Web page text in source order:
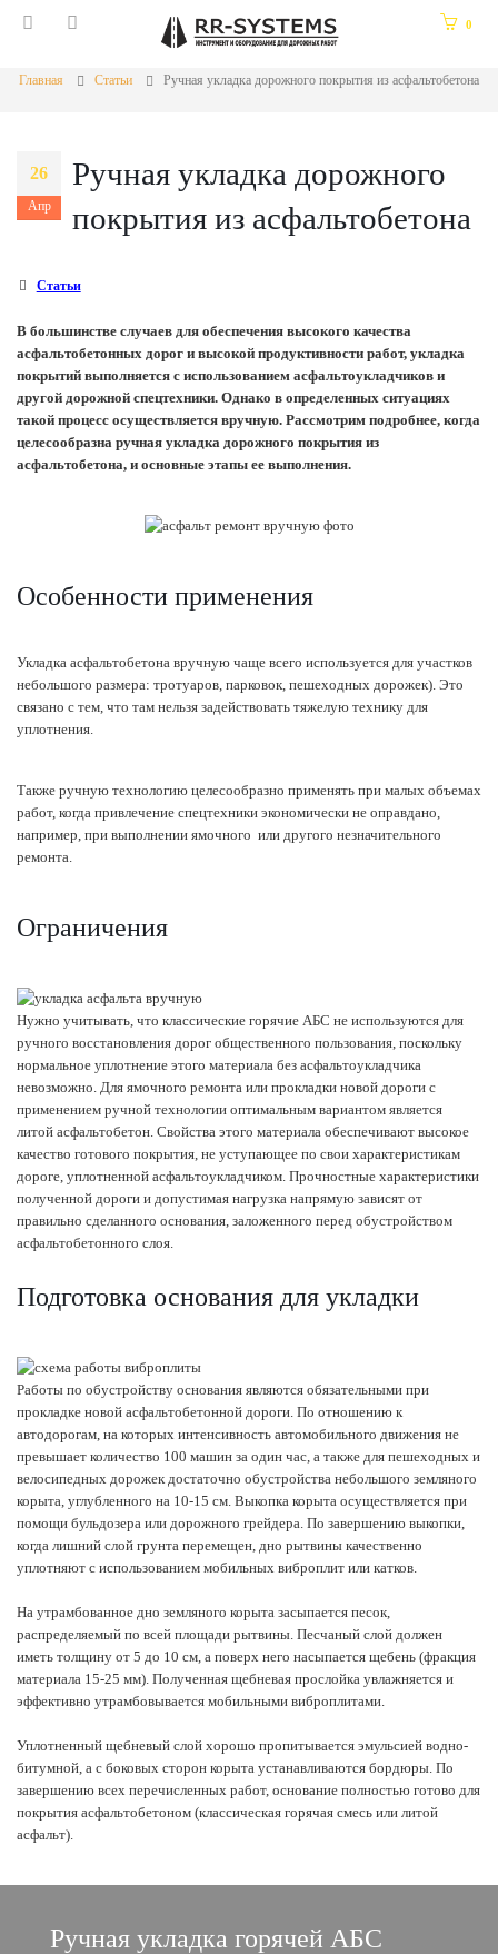
0
Главная Статьи Ручная укладка дорожного покрытия из асфальтобетона
26
Апр
Ручная укладка дорожного
покрытия из асфальтобетона
Статьи
В большинстве случаев для обеспечения высокого качества
асфальтобетонных дорог и высокой продуктивности работ, укладка
покрытий выполняется с использованием асфальтоукладчиков и
другой дорожной спецтехники. Однако в определенных ситуациях
такой процесс осуществляется вручную. Рассмотрим подробнее, когда
целесообразна ручная укладка дорожного покрытия из
асфальтобетона, и основные этапы ее выполнения.
Особенности применения
Укладка асфальтобетона вручную чаще всего используется для участков
небольшого размера: тротуаров, парковок, пешеходных дорожек). Это
связано с тем, что там нельзя задействовать тяжелую технику для
уплотнения.
Также ручную технологию целесообразно применять при малых объемах
работ, когда привлечение спецтехники экономически не оправдано,
например, при выполнении ямочного или другого незначительного
ремонта.
Ограничения
Нужно учитывать, что классические горячие АБС не используются для
ручного восстановления дорог общественного пользования, поскольку
нормальное уплотнение этого материала без асфальтоукладчика
невозможно. Для ямочного ремонта или прокладки новой дороги с
применением ручной технологии оптимальным вариантом является
литой асфальтобетон. Свойства этого материала обеспечивают высокое
качество готового покрытия, не уступающее по свои характеристикам
дороге, уплотненной асфальтоукладчиком. Прочностные характеристики
полученной дороги и допустимая нагрузка напрямую зависят от
правильно сделанного основания, заложенного перед обустройством
асфальтобетонного слоя.
Подготовка основания для укладки
Работы по обустройству основания являются обязательными при
прокладке новой асфальтобетонной дороги. По отношению к
автодорогам, на которых интенсивность автомобильного движения не
превышает количество 100 машин за один час, а также для пешеходных и
велосипедных дорожек достаточно обустройства небольшого земляного
корыта, углубленного на 10-15 см. Выкопка корыта осуществляется при
помощи бульдозера или дорожного грейдера. По завершению выкопки,
когда лишний слой грунта перемещен, дно рытвины качественно
уплотняют с использованием мобильных виброплит или катков.
На утрамбованное дно земляного корыта засыпается песок,
распределяемый по всей площади рытвины. Песчаный слой должен
иметь толщину от 5 до 10 см, а поверх него насыпается щебень (фракция
материала 15-25 мм). Полученная щебневая прослойка увлажняется и
эффективно утрамбовывается мобильными виброплитами.
Уплотненный щебневый слой хорошо пропитывается эмульсией водно-
битумной, а с боковых сторон корыта устанавливаются бордюры. По
завершению всех перечисленных работ, основание полностью готово для
покрытия асфальтобетоном (классическая горячая смесь или литой
асфальт).
Ручная укладка горячей АБС